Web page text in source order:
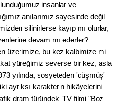
insanlar ve
anılarımız sayesinde değil
silinirlerse kayıp mı olurlar,
devam mı ederler?
üzerimize, bu kez kalbimize mi
yüreğimiz severse bir kez, asla
yılında, sosyeteden 'düşmüş'
ayrıksı karakterin hikâyelerini
dram türündeki TV filmi "Boz